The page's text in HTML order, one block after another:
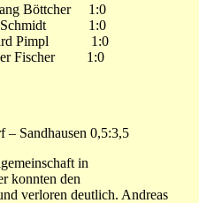
Böttcher 1:0
1:0
Pimpl 1:0
Fischer 1:0
– Sandhausen 0,5:3,5
in
konnten den
verloren deutlich. Andreas